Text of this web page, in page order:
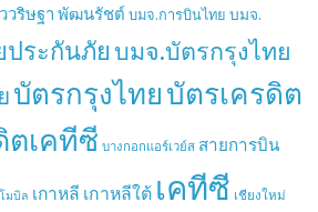
วริษฐา พัฒนรัชต์ บมจ.การบินไทย บมจ.
ประกันภัย บมจ.บัตรกรุงไทย
บัตรกรุงไทย บัตรเครดิต
ตเคทีซี บางกอกแอร์เวย์ส สายการบิน
มบิล เกาหลี เกาหลีใต้ เคทีซี เชียงใหม่